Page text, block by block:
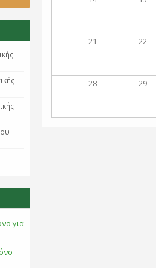
για
21 22
28 29